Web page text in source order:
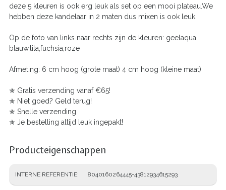
deze 5 kleuren is ook erg leuk als set op een mooi plateau.We
hebben deze kandelaar in 2 maten dus mixen is ook leuk.
Op de foto van links naar rechts zijn de kleuren: geelaqua
blauw,lila,fuchsia,roze
Afmeting: 6 cm hoog (grote maat) 4 cm hoog (kleine maat)
✯ Gratis verzending vanaf €65!
✯ Niet goed? Geld terug!
✯ Snelle verzending
✯ Je bestelling altijd leuk ingepakt!
Producteigenschappen
INTERNE REFERENTIE 8040160264445-43812934615293